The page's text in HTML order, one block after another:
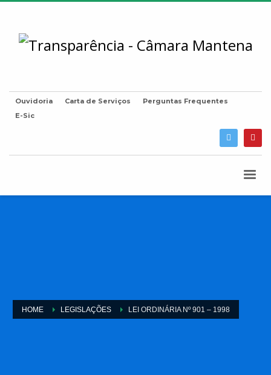
Ouvidoria Carta de Serviços
Perguntas Frequentes
E-Sic
HOME LEGISLAÇÕES LEI ORDINÁRIA Nº 901 – 1998